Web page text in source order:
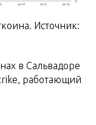
Источник:
в Сальвадоре
работающий